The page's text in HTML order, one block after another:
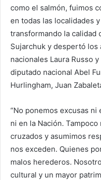
como el salmón, fuimos
en todas las localidades
transformando la calidad
Sujarchuk y despertó los
nacionales Laura Russo
diputado nacional Abel
Hurlingham, Juan
“No ponemos excusas
ni en la Nación.
cruzados y asumimos
nos exceden. Quienes
malos herederos.
cultural y un mayor